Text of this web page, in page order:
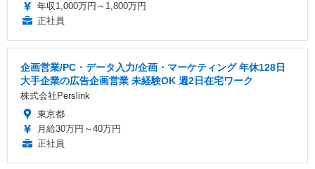
年収1,000万円～1,800万円
正社員
企画営業/PC・データ入力/企画・マーケティング 年休128日
大手企業の広告企画営業 未経験OK 週2日在宅ワーク
株式会社Perslink
東京都
月給30万円～40万円
正社員